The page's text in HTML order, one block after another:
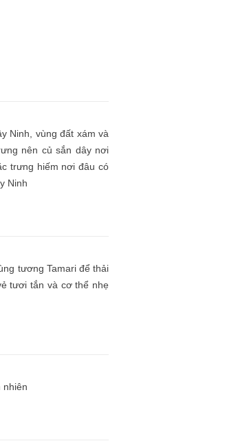
Ninh, vùng đất xám và
nên củ sắn dây nơi
trưng hiếm nơi đâu có
Ninh
tương Tamari để thải
tươi tắn và cơ thể nhẹ
nhiên